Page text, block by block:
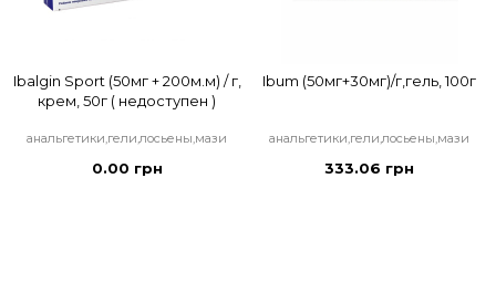
Ibalgin Sport (50мг + 200м.м) / г,
крем, 50г ( недоступен )
анальгетики,гели,лосьены,мази
0.00 грн
Ibum (50мг+30мг)/г,гель, 100г
анальгетики,гели,лосьены,мази
333.06 грн